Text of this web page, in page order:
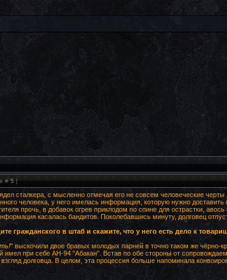
# 5 |
сталкера, с мысленно отмечая его не совсем человеческие
человека, у него имелась информация, которую нужно
прочь, в добавок огрев приклодом по спине для острастки,
касалась бандитов. Поколебавшись минуту, долговец
гражданского в штаб и скажите, что у него есть дело к
" выскочили двое бравых молодых парней в точно таком же чёрно-
имел при себе АН-94 "Абакан". Встав по обе стороны от
долговца. В целом, эта процессия больше напоминала